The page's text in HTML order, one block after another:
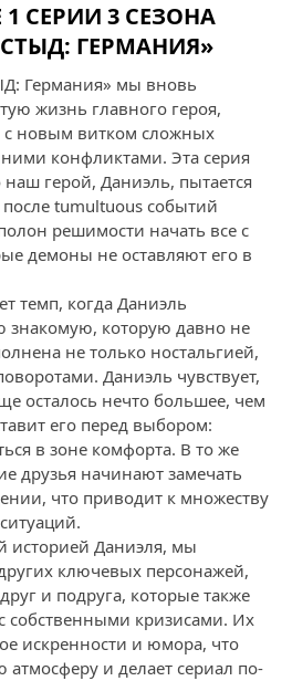
СЕРИИ 3 СЕЗОНА
ГЕРМАНИЯ»
Германия» мы вновь
жизнь главного героя,
с новым витком сложных
конфликтами. Эта серия
наш герой, Даниэль, пытается
tumultuous событий
решимости начать все с
демоны не оставляют его в
темп, когда Даниэль
знакомую, которую давно не
не только ностальгией,
Даниэль чувствует,
осталось нечто большее, чем
его перед выбором:
в зоне комфорта. В то же
друзья начинают замечать
что приводит к множеству
историей Даниэля, мы
ключевых персонажей,
и подруга, которые также
собственными кризисами. Их
искренности и юмора, что
атмосферу и делает сериал по-